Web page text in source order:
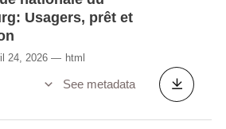
Usagers, prêt et
24, 2026 html
See metadata